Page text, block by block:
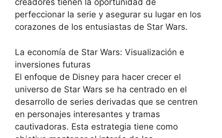
creadores tienen la oportunidad de
perfeccionar la serie y asegurar su lugar en los
corazones de los entusiastas de Star Wars.
La economía de Star Wars: Visualización e
inversiones futuras
El enfoque de Disney para hacer crecer el
universo de Star Wars se ha centrado en el
desarrollo de series derivadas que se centren
en personajes interesantes y tramas
cautivadoras. Esta estrategia tiene como